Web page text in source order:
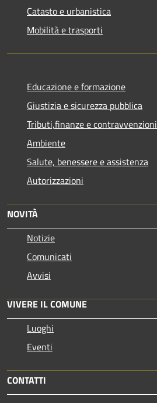
Catasto e urbanistica
Mobilità e trasporti
Educazione e formazione
Giustizia e sicurezza pubblica
Tributi,finanze e contravvenzioni
Ambiente
Salute, benessere e assistenza
Autorizzazioni
NOVITÀ
Notizie
Comunicati
Avvisi
VIVERE IL COMUNE
Luoghi
Eventi
CONTATTI